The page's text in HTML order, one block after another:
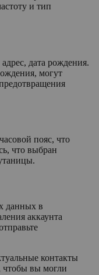
и тип
дата рождения.
могут
пояс, что
что выбран
данных в
аккаунта
контакты
чтобы вы могли